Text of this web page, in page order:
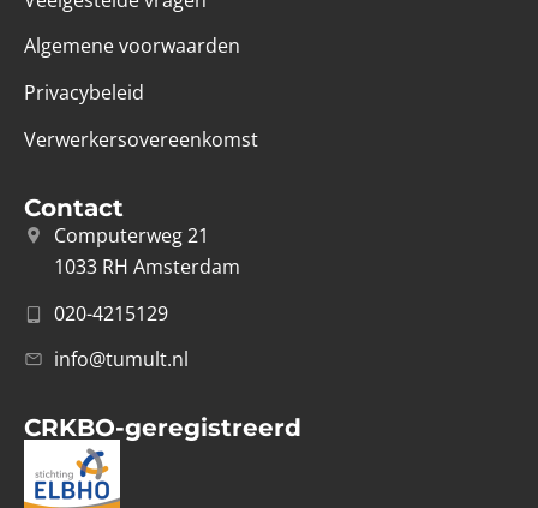
Algemene voorwaarden
Privacybeleid
Verwerkersovereenkomst
Contact
Computerweg 21
1033 RH Amsterdam
020-4215129
info@tumult.nl
CRKBO-geregistreerd